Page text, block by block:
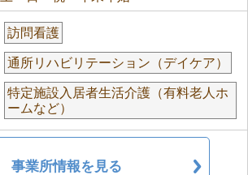
訪問看護
通所リハビリテーション（デイケア）
特定施設入居者生活介護（有料老人ホ
ームなど）
事業所情報を見る